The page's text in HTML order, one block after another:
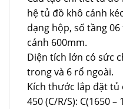
hệ tủ đồ khô cánh
dạng hộp, số tầng
cánh 600mm.
Diện tích lớn có sức
trong và 6 rổ ngoài.
Kích thước lắp đặt tủ
450 (C/R/S): C(1650